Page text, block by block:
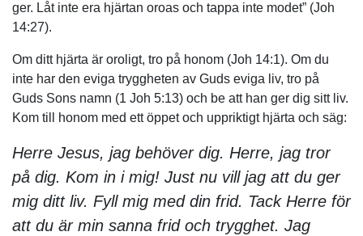
ger. Låt inte era hjärtan oroas och tappa inte modet” (Joh
14:27).
Om ditt hjärta är oroligt, tro på honom (Joh 14:1). Om du
inte har den eviga tryggheten av Guds eviga liv, tro på
Guds Sons namn (1 Joh 5:13) och be att han ger dig sitt liv.
Kom till honom med ett öppet och uppriktigt hjärta och säg:
Herre Jesus, jag behöver dig. Herre, jag tror
på dig. Kom in i mig! Just nu vill jag att du ger
mig ditt liv. Fyll mig med din frid. Tack Herre för
att du är min sanna frid och trygghet. Jag